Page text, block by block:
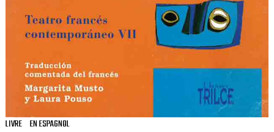
LIVRE EN ESPAGNOL